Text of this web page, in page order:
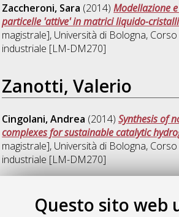
Questo sito web
Zaccheroni, Sara (2014)Modellazione
particelle 'attive' in matrici liquido-
magistrale], Università di Bologna,
industriale [LM-DM270]
Zanotti, Valerio
Cingolani, Andrea (2014)Synthesis of
complexes for sustainable catalytic
magistrale], Università di Bologna,
industriale [LM-DM270]
Zappoli, Sergio